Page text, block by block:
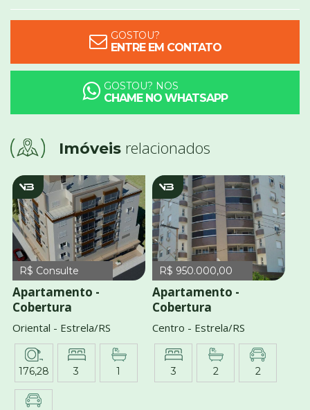
GOSTOU?
ENTRE EM CONTATO
GOSTOU? NOS
CHAME NO WHATSAPP
Imóveis relacionados
V463
R$ Consulte
Apartamento -
Cobertura
Oriental - Estrela/RS
176,28 3 1
v1557
R$ 950.000,00
Apartamento -
Cobertura
Centro - Estrela/RS
3 2 2